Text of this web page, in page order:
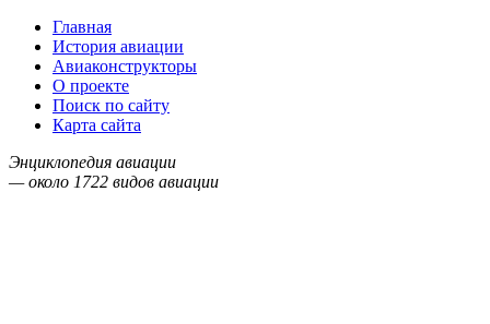
Главная
История авиации
Авиаконструкторы
О проекте
Поиск по сайту
Карта сайта
Энциклопедия авиации
— около 1722 видов авиации